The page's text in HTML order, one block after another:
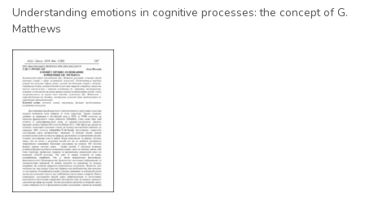
Understanding emotions in cognitive processes: the concept of G.
Matthews